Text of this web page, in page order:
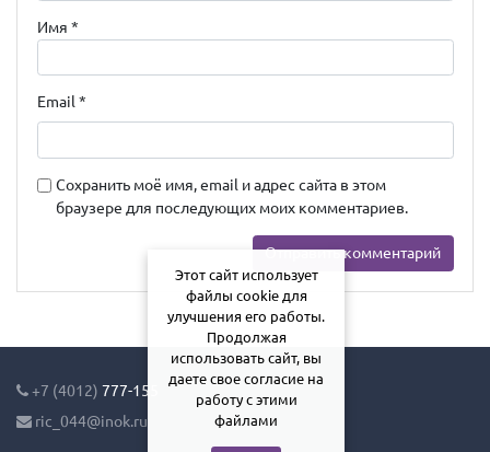
Имя *
Email*
Сохранить моё имя, email и адрес сайта в этом
браузере для последующих моих комментариев.
+7 (4012) 777-155
ric_044@inok.ru
Этот сайт использует
файлы cookie для
улучшения его работы.
Продолжая
использовать сайт, вы
даете свое согласие на
работу с этими
файлами